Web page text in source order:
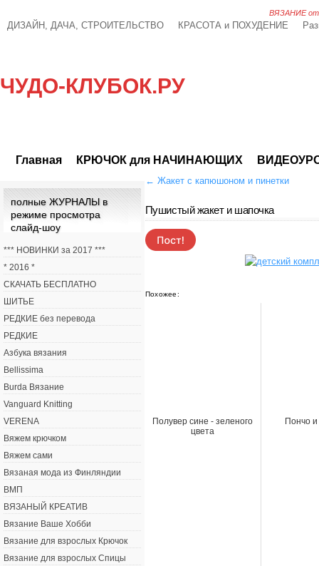
ВЯЗАНИЕ от
ДИЗАЙН, ДАЧА, СТРОИТЕЛЬСТВО КРАСОТА и ПОХУДЕНИЕ
ЧУДО-КЛУБОК.РУ
Главная КРЮЧОК для НАЧИНАЮЩИХ
← Жакет с капюшоном и пинетки
Пушистый жакет и шапочка
Похожее:
Полувер сине - зеленого
цвета
Пончо и
полные ЖУРНАЛЫ в
режиме просмотра
слайд-шоу
*** НОВИНКИ за 2017 ***
* 2016 *
СКАЧАТЬ БЕСПЛАТНО
ШИТЬЕ
РЕДКИЕ без перевода
РЕДКИЕ
Азбука вязания
Bellissima
Burda Вязание
Vanguard Knitting
VERENA
Вяжем крючком
Вяжем сами
Вязаная мода из Финляндии
ВМП
ВЯЗАНЫЙ КРЕАТИВ
Вязание Ваше Хобби
Вязание для взрослых Крючок
Вязание для взрослых Спицы